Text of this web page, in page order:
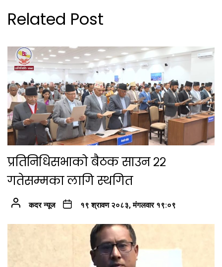
Related Post
प्रतिनिधिसभाको बैठक साउन २२
गतेसम्मका लागि स्थगित
कदर न्यूज १९ श्रावण २०८३, मंगलवार १९:०९